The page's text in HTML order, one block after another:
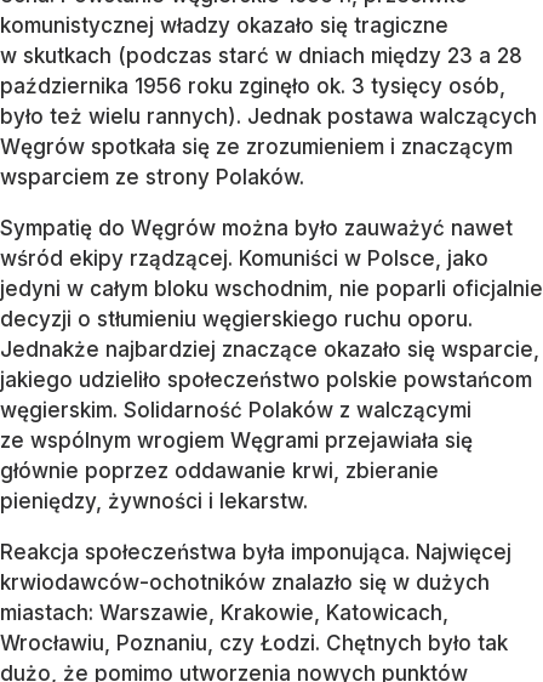
komunistycznej władzy okazało się tragiczne
w skutkach (podczas starć w dniach między 23 a 28
października 1956 roku zginęło ok. 3 tysięcy osób,
było też wielu rannych). Jednak postawa walczących
Węgrów spotkała się ze zrozumieniem i znaczącym
wsparciem ze strony Polaków.
Sympatię do Węgrów można było zauważyć nawet
wśród ekipy rządzącej. Komuniści w Polsce, jako
jedyni w całym bloku wschodnim, nie poparli oficjalnie
decyzji o stłumieniu węgierskiego ruchu oporu.
Jednakże najbardziej znaczące okazało się wsparcie,
jakiego udzieliło społeczeństwo polskie powstańcom
węgierskim. Solidarność Polaków z walczącymi
ze wspólnym wrogiem Węgrami przejawiała się
głównie poprzez oddawanie krwi, zbieranie
pieniędzy, żywności i lekarstw.
Reakcja społeczeństwa była imponująca. Najwięcej
krwiodawców-ochotników znalazło się w dużych
miastach: Warszawie, Krakowie, Katowicach,
Wrocławiu, Poznaniu, czy Łodzi. Chętnych było tak
dużo, że pomimo utworzenia nowych punktów